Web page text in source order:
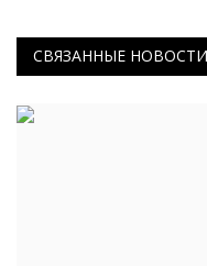
СВЯЗАННЫЕ НОВОСТИ